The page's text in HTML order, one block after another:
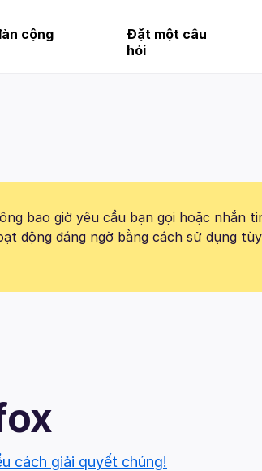
cộng
Đặt một câu
hỏi
bao giờ yêu cầu bạn gọi hoặc nhắn
động đáng ngờ bằng cách sử dụng
cách giải quyết chúng!